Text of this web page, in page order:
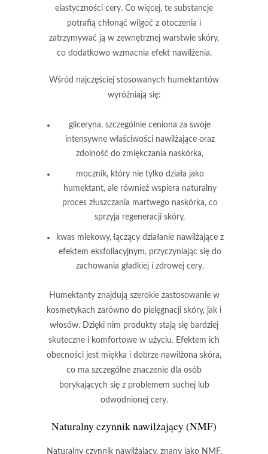
elastyczności cery. Co więcej, te substancje
potrafią chłonąć wilgoć z otoczenia i
zatrzymywać ją w zewnętrznej warstwie skóry,
co dodatkowo wzmacnia efekt nawilżenia.
Wśród najczęściej stosowanych humektantów
wyróżniają się:
gliceryna, szczególnie ceniona za swoje
intensywne właściwości nawilżające oraz
zdolność do zmiękczania naskórka,
mocznik, który nie tylko działa jako
humektant, ale również wspiera naturalny
proces złuszczania martwego naskórka, co
sprzyja regeneracji skóry,
kwas mlekowy, łączący działanie nawilżające z
efektem eksfoliacyjnym, przyczyniając się do
zachowania gładkiej i zdrowej cery.
Humektanty znajdują szerokie zastosowanie w
kosmetykach zarówno do pielęgnacji skóry, jak i
włosów. Dzięki nim produkty stają się bardziej
skuteczne i komfortowe w użyciu. Efektem ich
obecności jest miękka i dobrze nawilżona skóra,
co ma szczególne znaczenie dla osób
borykających się z problemem suchej lub
odwodnionej cery.
Naturalny czynnik nawilżający (NMF)
Naturalny czynnik nawilżający, znany jako NMF,